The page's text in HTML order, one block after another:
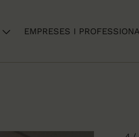
EMPRESES I